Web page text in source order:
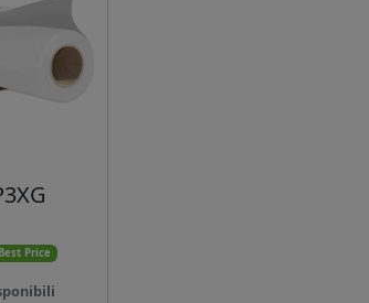
Best Price